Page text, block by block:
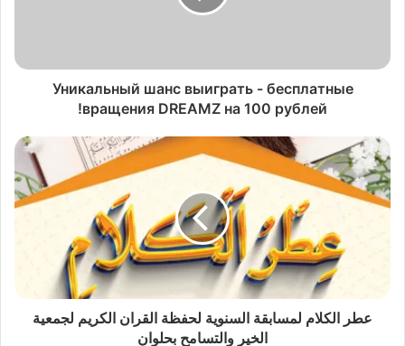
Уникальный шанс выиграть - бесплатные
вращения DREAMZ на 100 рублей!
عطر الكلام لمسابقة السنوية لحفظة القران الكريم لجمعية
الخير والتسامح بحلوان